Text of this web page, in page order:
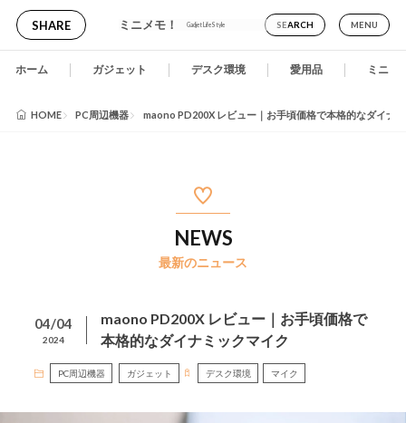
ミニメモ！ Gadjet LifeStyle
SHARE SEARCH MENU
ホーム ガジェット デスク環境 愛用品 ミニメ
HOME PC周辺機器 maono PD200X レビュー｜お手頃価格で本格的なダイナ
NEWS
最新のニュース
04/04
2024
maono PD200X レビュー｜お手頃価格で
本格的なダイナミックマイク
PC周辺機器 ガジェット デスク環境 マイク